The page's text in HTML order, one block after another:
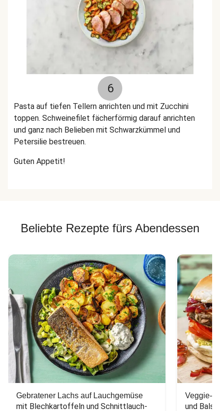
6
Pasta auf tiefen Tellern anrichten und mit Zucchini
toppen. Schweinefilet fächerförmig darauf anrichten
und ganz nach Belieben mit Schwarzkümmel und
Petersilie bestreuen.
Guten Appetit!
Beliebte Rezepte fürs Abendessen
Gebratener Lachs auf Lauchgemüse
mit Blechkartoffeln und Schnittlauch-
Veggie-
und